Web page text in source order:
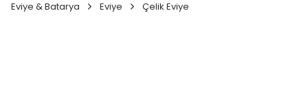
Eviye & Batarya Eviye Çelik Eviye